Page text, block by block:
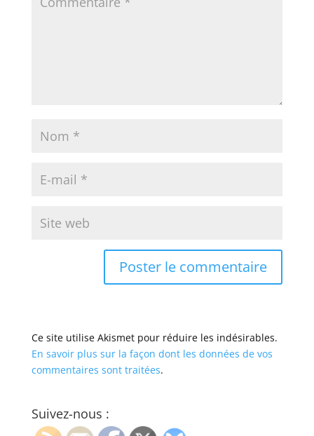
Ce site utilise Akismet pour réduire les indésirables.
En savoir plus sur la façon dont les données de vos
commentaires sont traitées.
Suivez-nous :